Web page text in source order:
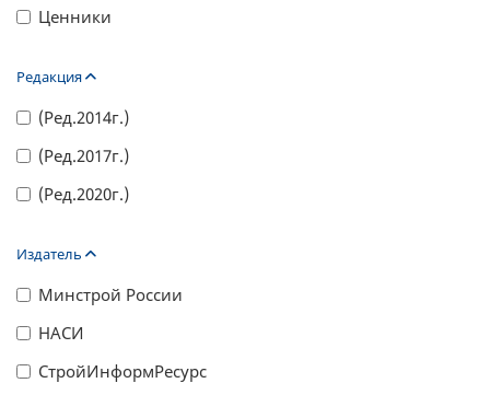
Ценники
Редакция
(Ред.2014г.)
(Ред.2017г.)
(Ред.2020г.)
Издатель
Минстрой России
НАСИ
СтройИнформРесурс